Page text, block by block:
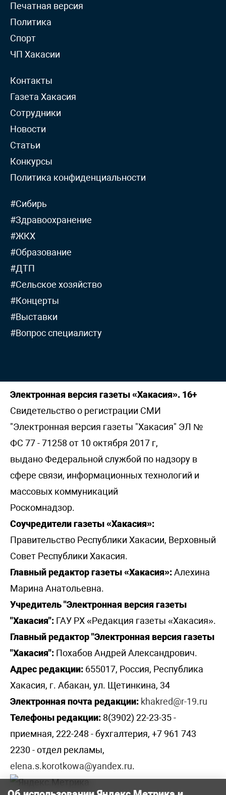
Печатная версия
Политика
Спорт
ЧП Хакасии
Контакты
Газета Хакасия
Сотрудники
Новости
Статьи
Конкурсы
Политика конфиденциальности
#Сибирь
#Здравоохранение
#ЖКХ
#Образование
#ДТП
#Сельское хозяйство
#Концерты
#Выставки
#Вопрос специалисту
Электронная версия газеты «Хакасия». 16+
Свидетельство о регистрации СМИ
"Электронная версия газеты "Хакасия" ЭЛ №
ФС 77 - 71258 от 10 октября 2017 г,
выдано Федеральной службой по надзору в
сфере связи, информационных технологий и
массовых коммуникаций
Роскомнадзор.
Соучредители газеты «Хакасия»:
Правительство Республики Хакасии, Верховный
Совет Республики Хакасия.
Главный редактор газеты «Хакасия»:Алехина
Марина Анатольевна.
Учредитель "Электронная версия газеты
"Хакасия": ГАУ РХ «Редакция газеты «Хакасия».
Главный редактор "Электронная версия газеты
"Хакасия": Похабов Андрей Александрович.
Адрес редакции: 655017, Россия, Республика
Хакасия, г. Абакан, ул. Щетинкина, 34
Электронная почта редакции: khakred@r-19.ru
Телефоны редакции: 8(3902) 22-23-35 -
приемная, 222-248 - бухгалтерия, +7 961 743
2230 - отдел рекламы,
elena.s.korotkowa@yandex.ru.